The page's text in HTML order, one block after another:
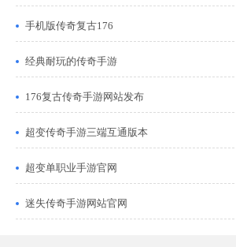
手机版传奇复古176
经典耐玩的传奇手游
176复古传奇手游网站发布
超变传奇手游三端互通版本
超变单职业手游官网
迷失传奇手游网站官网